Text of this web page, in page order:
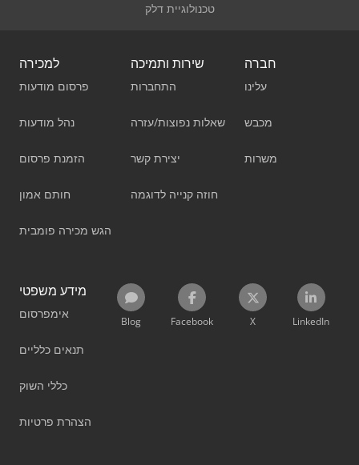
טכנולוגיית דלק
למכירה
פרסום מודעות
נהל מודעות
הזמנת פרסום
חותם אמון
הגש מכירה פומבית
שירות ותמיכה
התחברות
שאלות נפוצות/עזרה
יצירת קשר
חוזה קנייה לדוגמה
חברה
עלינו
מכבש
משרות
מידע משפטי
אימפרסום
תנאים כלליים
כללי השוק
הצהרת פרטיות
Blog Facebook X LinkedIn